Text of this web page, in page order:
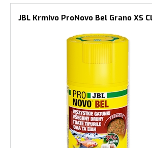
JBL Krmivo ProNovo Bel Grano XS